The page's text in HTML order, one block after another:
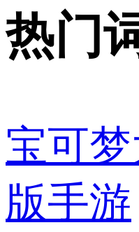
热门
宝可
版手游